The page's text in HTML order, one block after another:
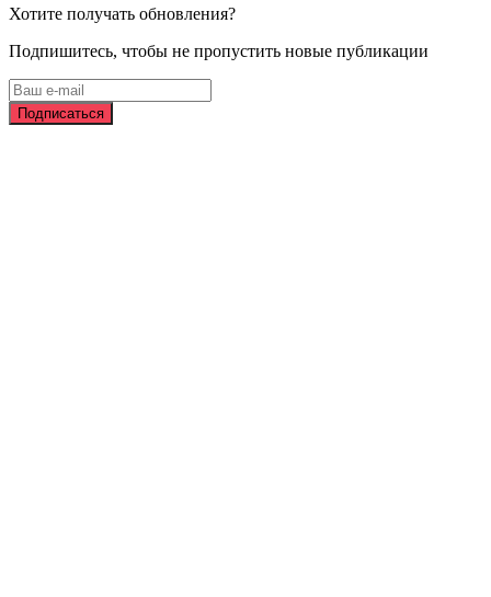
Хотите получать обновления?
Подпишитесь, чтобы не пропустить новые публикации